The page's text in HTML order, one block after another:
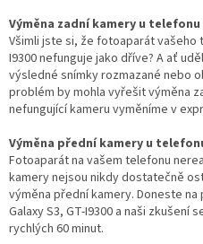
Výměna zadní kamery u telefonu
Všimli jste si, že fotoaparát vašeho
I9300 nefunguje jako dříve? A ať
výsledné snímky rozmazané nebo
problém by mohla vyřešit výměna
nefungující kameru vyměníme v
Výměna přední kamery u
Fotoaparát na vašem telefonu
kamery nejsou nikdy dostatečně
výměna přední kamery. Doneste
Galaxy S3, GT-I9300 a naši
rychlých 60 minut.